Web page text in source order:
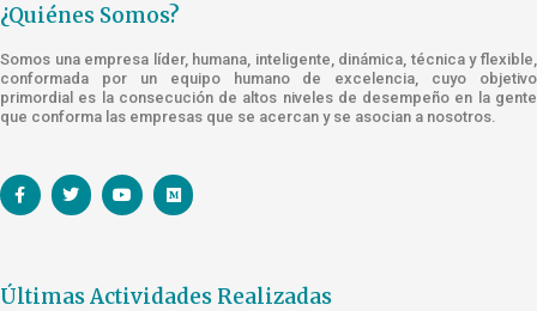
¿Quiénes Somos?
Somos una empresa líder, humana, inteligente, dinámica, técnica y flexible,
conformada por un equipo humano de excelencia, cuyo objetivo
primordial es la consecución de altos niveles de desempeño en la gente
que conforma las empresas que se acercan y se asocian a nosotros.
Últimas Actividades Realizadas